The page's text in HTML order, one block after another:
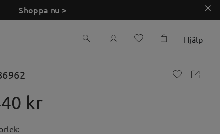
Shoppa nu >
Hjälp
kr